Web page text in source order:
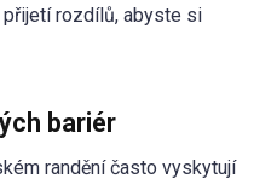
přijetí rozdílů, abyste si
bariér
randění často vyskytují